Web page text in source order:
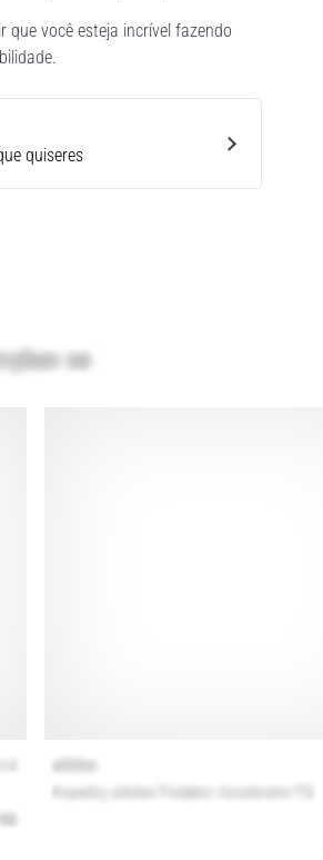
você esteja incrível fazendo
quiseres